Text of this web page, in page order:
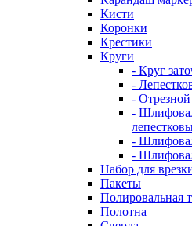
Кисти
Коронки
Крестики
Круги
- Круг
-
-
-
-
-
Набор для
Пакеты
Полировальная
Полотна